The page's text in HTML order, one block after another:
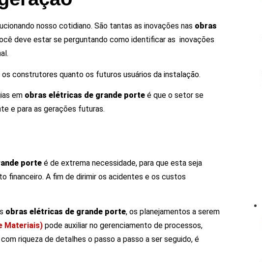
nosso cotidiano. São tantas as inovações nas obras
deve estar se perguntando como identificar as inovações
construtores quanto os futuros usuários da instalação.
em obras elétricas de grande porte é que o setor se
e para as gerações futuras.
porte é de extrema necessidade, para que esta seja
financeiro. A fim de dirimir os acidentes e os custos
obras elétricas de grande porte, os planejamentos a serem
Materiais) pode auxiliar no gerenciamento de processos,
riqueza de detalhes o passo a passo a ser seguido, é